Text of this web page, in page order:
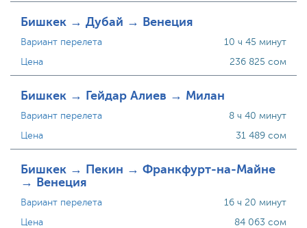
Бишкек → Дубай → Венеция
Вариант перелета
Цена
10 ч 45 минут
236 825 сом
Бишкек → Гейдар Алиев → Милан
Вариант перелета
Цена
8 ч 40 минут
31 489 сом
Бишкек → Пекин → Франкфурт-на-Майне
→ Венеция
Вариант перелета
Цена
16 ч 20 минут
84 063 сом